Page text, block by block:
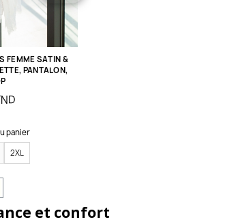
FEMME SATIN &
PANTALON,
panier
2XL
et confort